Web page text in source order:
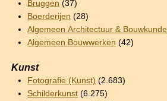
Bruggen (37)
Boerderijen (28)
Algemeen Architectuur & Bouwkunde
Algemeen Bouwwerken (42)
Kunst
Fotografie (Kunst) (2.683)
Schilderkunst (6.275)